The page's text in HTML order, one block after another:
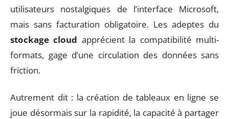
utilisateurs nostalgiques de l’interface Microsoft,
mais sans facturation obligatoire. Les adeptes du
stockage cloud apprécient la compatibilité multi-
formats, gage d’une circulation des données sans
friction.
Autrement dit : la création de tableaux en ligne se
joue désormais sur la rapidité, la capacité à partager